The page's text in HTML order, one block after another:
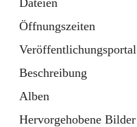
Dateien
Öffnungszeiten
Veröffentlichungsportal
Beschreibung
Alben
Hervorgehobene Bilder